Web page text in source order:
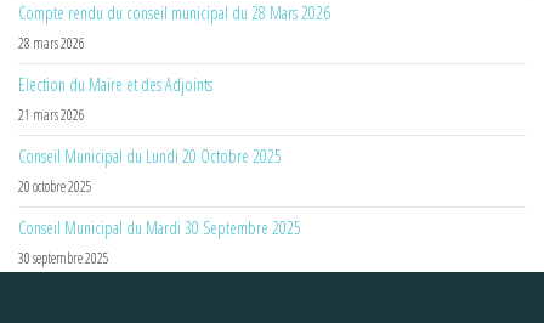
Compte rendu du conseil municipal du 28 Mars 2026
28 mars 2026
Election du Maire et des Adjoints
21 mars 2026
Conseil Municipal du Lundi 20 Octobre 2025
20 octobre 2025
Conseil Municipal du Mardi 30 Septembre 2025
30 septembre 2025